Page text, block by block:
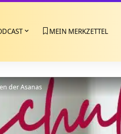
MEIN MERKZETTEL
der Asanas